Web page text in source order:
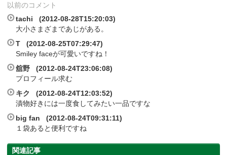
以前のコメント
tachi (2012-08-28T15:20:03)
大小さまざまであじがある。
T (2012-08-25T07:29:47)
Smiley faceが可愛いですね！
舘野 (2012-08-24T23:06:08)
プロフィール求む
キク (2012-08-24T12:03:52)
漬物好きには一度食してみたい一品ですな
big fan (2012-08-24T09:31:11)
１袋あると便利ですね
関連記事